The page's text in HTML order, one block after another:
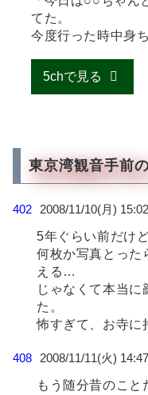
てた。
今度行った時中身
5chで見る
東京湾観音手前
402 2008/11/10(月) 15:02
5年ぐらい前だけ
何枚か写真とった
える…
じゃなくて本当に
た。
怖すぎて、お寺に
408 2008/11/11(火) 14:47
もう随分昔のこと